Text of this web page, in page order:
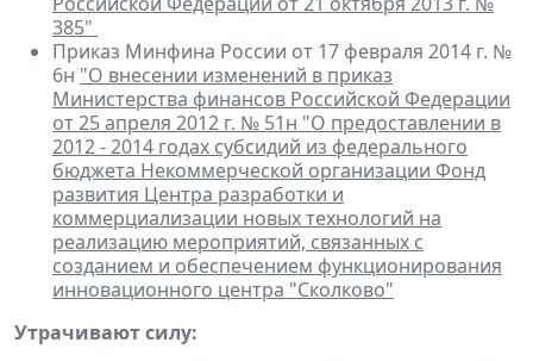
385"
Приказ Минфина России от 17 февраля 2014 г. №
6н "О внесении изменений в приказ
Министерства финансов Российской Федерации
от 25 апреля 2012 г. № 51н "О предоставлении в
2012 - 2014 годах субсидий из федерального
бюджета Некоммерческой организации Фонд
развития Центра разработки и
коммерциализации новых технологий на
реализацию мероприятий, связанных с
созданием и обеспечением функционирования
инновационного центра "Сколково"
Утрачивают силу: